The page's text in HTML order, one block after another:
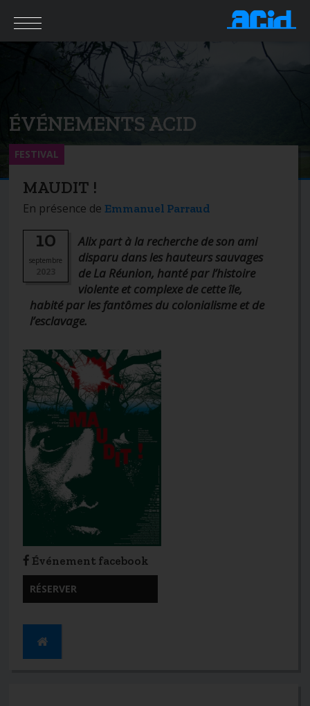
ÉVÉNEMENTS ACID
MAUDIT !
En présence deEmmanuel Parraud
10
septembre
Alix part à la recherche de son ami
disparu dans les hauteurs sauvages
de La Réunion, hanté par l’histoire
violente et complexe de cette île,
habité par les fantômes du colonialisme et de
l’esclavage.
Événement facebook
RÉSERVER
FESTIVAL